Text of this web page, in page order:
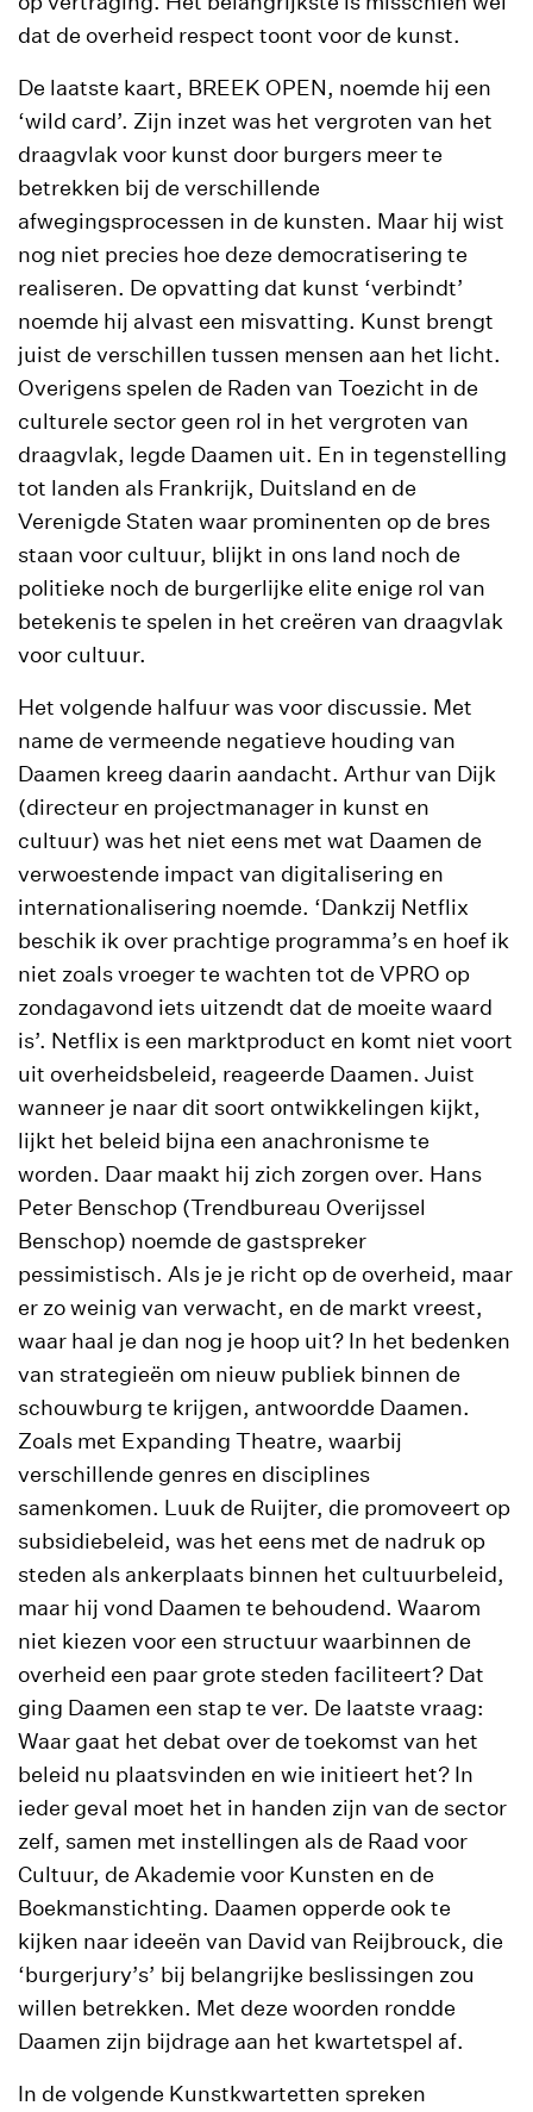
dat de overheid respect toont voor de kunst.
De laatste kaart, BREEK OPEN, noemde hij een
‘wild card’. Zijn inzet was het vergroten van het
draagvlak voor kunst door burgers meer te
betrekken bij de verschillende
afwegingsprocessen in de kunsten. Maar hij wist
nog niet precies hoe deze democratisering te
realiseren. De opvatting dat kunst ‘verbindt’
noemde hij alvast een misvatting. Kunst brengt
juist de verschillen tussen mensen aan het licht.
Overigens spelen de Raden van Toezicht in de
culturele sector geen rol in het vergroten van
draagvlak, legde Daamen uit. En in tegenstelling
tot landen als Frankrijk, Duitsland en de
Verenigde Staten waar prominenten op de bres
staan voor cultuur, blijkt in ons land noch de
politieke noch de burgerlijke elite enige rol van
betekenis te spelen in het creëren van draagvlak
voor cultuur.
Het volgende halfuur was voor discussie. Met
name de vermeende negatieve houding van
Daamen kreeg daarin aandacht. Arthur van Dijk
(directeur en projectmanager in kunst en
cultuur) was het niet eens met wat Daamen de
verwoestende impact van digitalisering en
internationalisering noemde. ‘Dankzij Netflix
beschik ik over prachtige programma’s en hoef ik
niet zoals vroeger te wachten tot de VPRO op
zondagavond iets uitzendt dat de moeite waard
is’. Netflix is een marktproduct en komt niet voort
uit overheidsbeleid, reageerde Daamen. Juist
wanneer je naar dit soort ontwikkelingen kijkt,
lijkt het beleid bijna een anachronisme te
worden. Daar maakt hij zich zorgen over. Hans
Peter Benschop (Trendbureau Overijssel
Benschop) noemde de gastspreker
pessimistisch. Als je je richt op de overheid, maar
er zo weinig van verwacht, en de markt vreest,
waar haal je dan nog je hoop uit? In het bedenken
van strategieën om nieuw publiek binnen de
schouwburg te krijgen, antwoordde Daamen.
Zoals met Expanding Theatre, waarbij
verschillende genres en disciplines
samenkomen. Luuk de Ruijter, die promoveert op
subsidiebeleid, was het eens met de nadruk op
steden als ankerplaats binnen het cultuurbeleid,
maar hij vond Daamen te behoudend. Waarom
niet kiezen voor een structuur waarbinnen de
overheid een paar grote steden faciliteert? Dat
ging Daamen een stap te ver. De laatste vraag:
Waar gaat het debat over de toekomst van het
beleid nu plaatsvinden en wie initieert het? In
ieder geval moet het in handen zijn van de sector
zelf, samen met instellingen als de Raad voor
Cultuur, de Akademie voor Kunsten en de
Boekmanstichting. Daamen opperde ook te
kijken naar ideeën van David van Reijbrouck, die
‘burgerjury’s’ bij belangrijke beslissingen zou
willen betrekken. Met deze woorden rondde
Daamen zijn bijdrage aan het kwartetspel af.
In de volgende Kunstkwartetten spreken